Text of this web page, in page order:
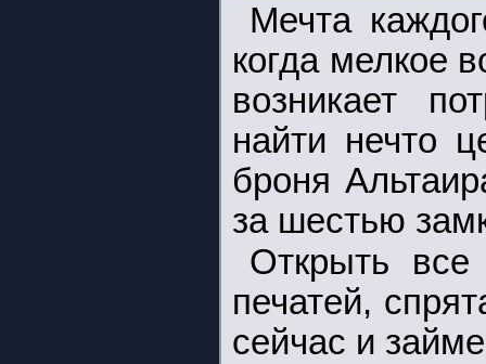
Мечта
когда мелкое
возникает
найти нечто
броня
за шестью
Открыть
печатей,
сейчас и